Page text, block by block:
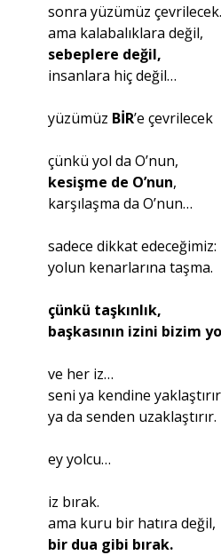
sonra yüzümüz
ama kalabalıklara değil,
sebeplere değil,
insanlara hiç değil…
yüzümüz BİR’e çevrilecek
çünkü yol da O’nun,
kesişme de O’nun,
karşılaşma da O’nun…
sadece dikkat edeceğimiz:
yolun kenarlarına taşma.
çünkü taşkınlık,
başkasının izini bizim
ve her iz…
seni ya kendine
ya da senden uzaklaştırır.
ey yolcu…
iz bırak.
ama kuru bir hatıra değil,
bir dua gibi bırak.